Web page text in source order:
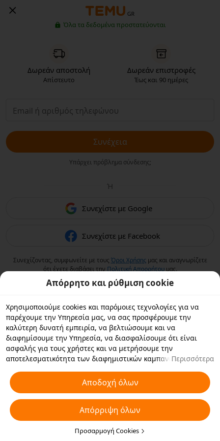
GR
Όλα τα δεδομένα προστατεύονται
Δωρεάν αποστολή
Απίστευτο
Δωρεάν επιστροφές
Έως και 90 ημέρες
Συνέχεια
Υπάρχει πρόβλημα σύνδεσης;
Ή
Συνεχίστε με Google
Συνεχίστε με Facebook
Συνεχίζοντας, συμφωνείτε με τους Όροι Χρήσης μας και αναγνωρίζετε
ότι έχετε διαβάσει την Πολιτική Aπορρήτουμας.
Απόρρητο και ρύθμιση cookie
Χρησιμοποιούμε cookies και παρόμοιες τεχνολογίες για να
παρέχουμε την Υπηρεσία μας, να σας προσφέρουμε την
καλύτερη δυνατή εμπειρία, να βελτιώσουμε και να
διαφημίσουμε την Υπηρεσία, να διασφαλίσουμε ότι είναι
ασφαλής για τους χρήστες και να μετρήσουμε την
αποτελεσματικότητα των διαφημιστικών καμπανιών. Εάν
συνεργάτες με τους οποίους συνεργαζόμαστε να αποθηκεύουν
cookies και παρόμοιες τεχνολογίες στη συσκευή σας για
διαφημιστικούς σκοπούς. Μπορείτε επίσης να κάνετε
"Απόρριψη όλων" για τα μη απαραίτητα cookie ή να επιλέξετε
ποιους τύπους cookies θέλετε να αποδεχτείτε ή να
απενεργοποιήσετε κάνοντας κλικ στην επιλογή "Προσαρμογή
Περισσότερα
Αποδοχή όλων
Απόρριψη όλων
Προσαρμογή Cookies